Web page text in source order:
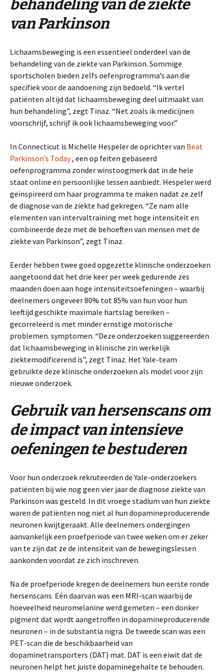
behandeling van de ziekte
van Parkinson
Lichaamsbeweging is een essentieel onderdeel van de
behandeling van de ziekte van Parkinson. Sommige
sportscholen bieden zelfs oefenprogramma’s aan die
specifiek voor de aandoening zijn bedoeld. “Ik vertel
patiënten altijd dat lichaamsbeweging deel uitmaakt van
hun behandeling”, zegt Tinaz. “Net zoals ik medicijnen
voorschrijf, schrijf ik ook lichaamsbeweging voor.”
In Connecticut is Michelle Hespeler de oprichter van Beat
Parkinson’s Today, een op feiten gebaseerd
oefenprogramma zonder winstoogmerk dat in de hele
staat online en persoonlijke lessen aanbiedt. Hespeler werd
geïnspireerd om haar programma te maken nadat ze zelf
de diagnose van de ziekte had gekregen. “Ze nam alle
elementen van intervaltraining met hoge intensiteit en
combineerde deze met de behoeften van mensen met de
ziekte van Parkinson”, zegt Tinaz.
Eerder hebben twee goed opgezette klinische onderzoeken
aangetoond dat het drie keer per week gedurende zes
maanden doen aan hoge intensiteitsoefeningen – waarbij
deelnemers ongeveer 80% tot 85% van hun voor hun
leeftijd geschikte maximale hartslag bereiken –
gecorreleerd is met minder ernstige motorische
problemen. symptomen. “Deze onderzoeken suggereerden
dat lichaamsbeweging in klinische zin werkelijk
ziektemodificerend is”, zegt Tinaz. Het Yale-team
gebruikte deze klinische onderzoeken als model voor zijn
nieuwe onderzoek.
Gebruik van hersenscans om
de impact van intensieve
oefeningen te bestuderen
Voor hun onderzoek rekruteerden de Yale-onderzoekers
patiënten bij wie nog geen vier jaar de diagnose ziekte van
Parkinson was gesteld. In dit vroege stadium van hun ziekte
waren de patiënten nog niet al hun dopamineproducerende
neuronen kwijtgeraakt. Alle deelnemers ondergingen
aanvankelijk een proefperiode van twee weken om er zeker
van te zijn dat ze de intensiteit van de bewegingslessen
aankonden voordat ze zich inschreven.
Na de proefperiode kregen de deelnemers hun eerste ronde
hersenscans. Eén daarvan was een MRI-scan waarbij de
hoeveelheid neuromelanine werd gemeten – een donker
pigment dat wordt aangetroffen in dopamineproducerende
neuronen – in de substantia nigra. De tweede scan was een
PET-scan die de beschikbaarheid van
dopaminetransporters (DAT) mat. DAT is een eiwit dat de
neuronen helpt het juiste dopaminegehalte te behouden.